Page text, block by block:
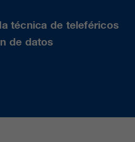
técnica de teleféricos
de datos